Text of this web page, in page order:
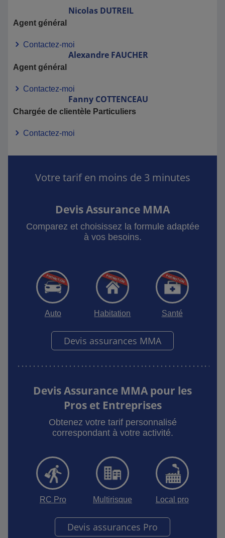
Nicolas DUTREIL
Agent général
Contactez-moi
Alexandre FAUCHER
Agent général
Contactez-moi
Fanny COTTENCEAU
Chargée de clientèle Particuliers
Contactez-moi
Votre tarif en moins de 3 minutes
Devis Assurance MMA
Comparez et choisissez la formule adaptée
à vos besoins.
Auto Habitation Santé
Devis assurances MMA
Devis Assurance MMA pour les
Pros et Entreprises
Obtenez votre tarif personnalisé
correspondant à votre activité.
RC Pro Multirisque Local pro
Devis assurances Pro